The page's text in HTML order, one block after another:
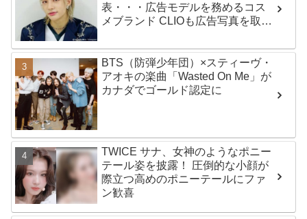
表・・・広告モデルを務めるコス
メブランド CLIOも広告写真を取り
BTS（防弾少年団）×スティーヴ・
アオキの楽曲「Wasted On Me」が
カナダでゴールド認定に
TWICE サナ、女神のようなポニー
テール姿を披露！ 圧倒的な小顔が
際立つ高めのポニーテールにファ
ン歓喜